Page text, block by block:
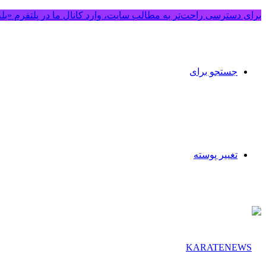
برای دسترسی راحت‌تر به مطالب سایت، وارد کانال ما در پلتفرم
جستجو برای
تغییر پوسته